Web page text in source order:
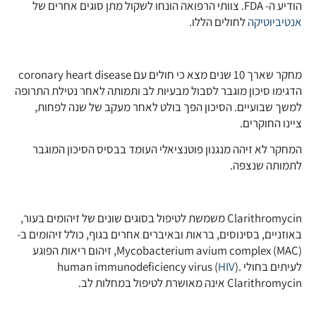
הודיע ה- FDA. צוותי הרפואה הונחו לשקול מתן סוגים אחרים של
אנטיביוטיקהלחולים הללו.
מחקר שארך 10 שנים מצא כי חולים עם coronary heart disease
הדגימו סיכון מוגבר לסבול מבעיות לב ותמותה לאחר נטילת התרופה
למשך שבועיים. הסיכון הפך בולט לאחר מעקב של שנה לפחות,
ציינו החוקרים.
המחקר לא זיהה מנגנון פוטנציאלי העומד בבסיס הסיכון המוגבר
לתמותה שנצפה.
Clarithromycin משמשת לטיפול בסוגים שונים של זיהומים בעור,
באוזניים, בסינוסים, בראות ובאיברים אחרים בגוף, כולל זיהומים ב-
Mycobacterium avium complex (MAC), זיהום ריאות הפוגע
לעיתים בחולי human immunodeficiency virus ( HIV).
Clarithromycin אינה מאושרת לטיפול במחלות לב.